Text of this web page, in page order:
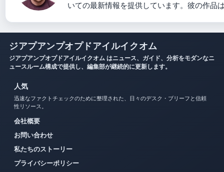
いての最新情報を提供しています。彼の作品
ジアプアンプオプドアイルイクオム
ジアプアンプオプドアイルイクオム はニュース、ガイド、分析をモダンなニ
ュースルーム構成で提供し、編集部が継続的に更新します。
人気
迅速なファクトチェックのために整理された、日々のデスク・ブリーフと信頼
性リソース。
会社概要
お問い合わせ
私たちのストーリー
プライバシーポリシー